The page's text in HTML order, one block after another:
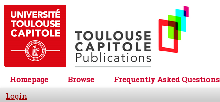
Homepage Browse
Frequently Asked Questions
Login